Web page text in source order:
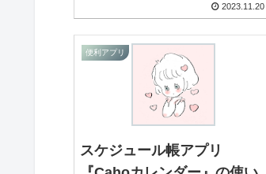
ムや文字色変更などカスタムも充実して
2023.11.20
便利アプリ
スケジュール帳アプリ